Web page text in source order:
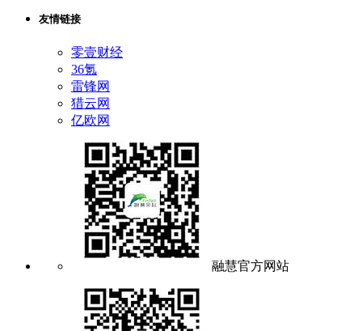
友情链接
零壹财经
36氪
雷锋网
猎云网
亿欧网
融慧官方网站